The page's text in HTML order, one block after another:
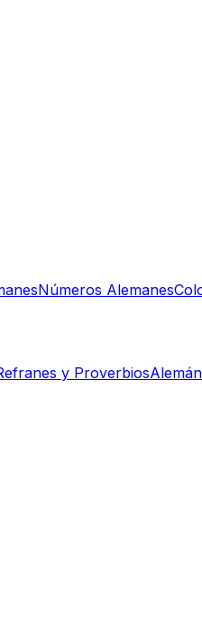
Números Alemanes
y Proverbios